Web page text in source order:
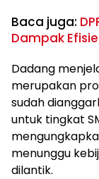
Baca juga:
Dampak
Dadang
merupakan
sudah
untuk tingkat
menunggu
dilantik.